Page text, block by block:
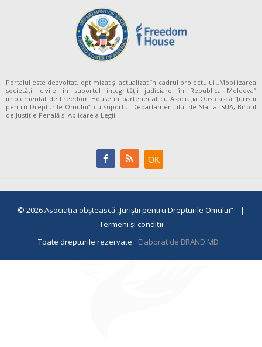
Portalul este dezvoltat, optimizat și actualizat în cadrul proiectului „Mobilizarea
societății civile în suportul integrității judiciare în Republica Moldova”
implementat de Freedom House în parteneriat cu Asociația Obștească ”Juriștii
pentru Drepturile Omului” cu suportul Departamentului de Stat al SUA, Biroul
de Justiție Penală și Aplicare a Legii.
© 2026Asociaţia obştească „Juriştii pentru Drepturile Omului” |
Termeni și condiții
Toate drepturile rezervate
Elaborat de BRAND.MD